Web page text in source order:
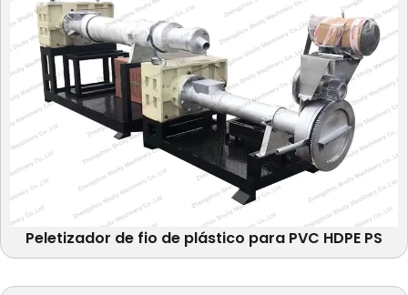
Peletizador de fio de plástico para PVC HDPE PS